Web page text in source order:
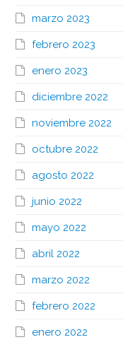
marzo 2023
febrero 2023
enero 2023
diciembre 2022
noviembre 2022
octubre 2022
agosto 2022
junio 2022
mayo 2022
abril 2022
marzo 2022
febrero 2022
enero 2022